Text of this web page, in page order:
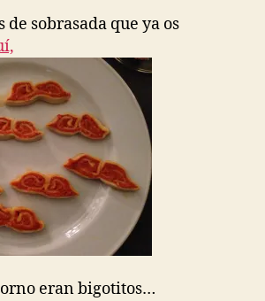
sobrasada que ya os
eran bigotitos…